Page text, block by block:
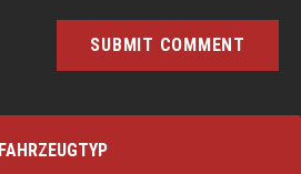
FAHRZEUGTYP